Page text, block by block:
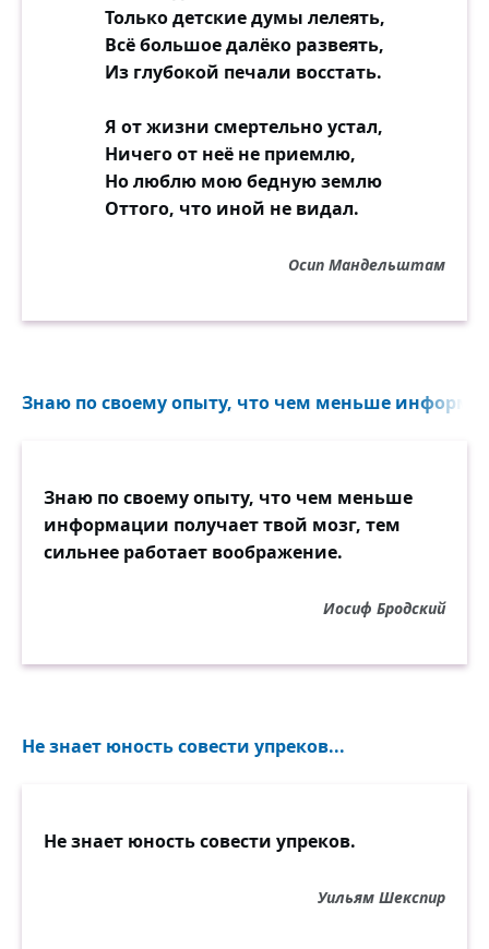
Только детские думы лелеять,
Всё большое далёко развеять,
Из глубокой печали восстать.
Я от жизни смертельно устал,
Ничего от неё не приемлю,
Но люблю мою бедную землю
Оттого, что иной не видал.
Осип Мандельштам
Знаю по своему опыту, что чем меньше
Знаю по своему опыту, что чем меньше
информации получает твой мозг, тем
сильнее работает воображение.
Иосиф Бродский
Не знает юность совести упреков...
Не знает юность совести упреков.
Уильям Шекспир